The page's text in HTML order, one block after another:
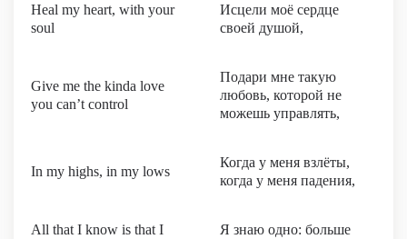
Heal my heart, with your
soul
Исцели моё сердце
своей душой,
Give me the kinda love
you can’t control
Подари мне такую
любовь, которой не
можешь управлять,
In my highs, in my lows
Когда у меня взлёты,
когда у меня падения,
All that I know is that I
Я знаю одно: больше